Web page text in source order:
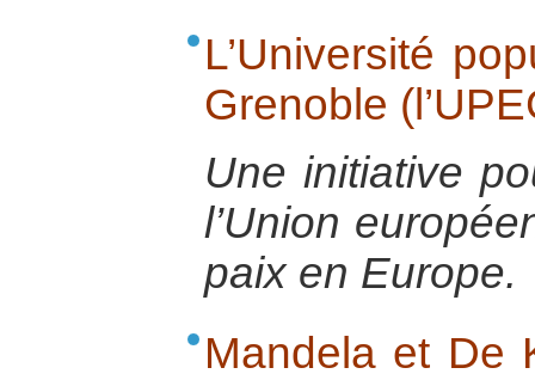
L’Université
Grenoble
Une initiative
l’Union
paix en Europe.
Mandela et De